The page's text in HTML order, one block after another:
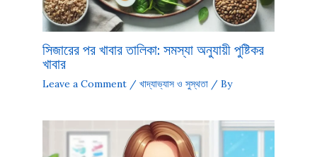
সিজারের পর খাবার তালিকা: সমস্যা অনুযায়ী পুষ্টিকর
খাবার
Leave a Comment / খাদ্যাভ্যাস ও সুস্থতা / By